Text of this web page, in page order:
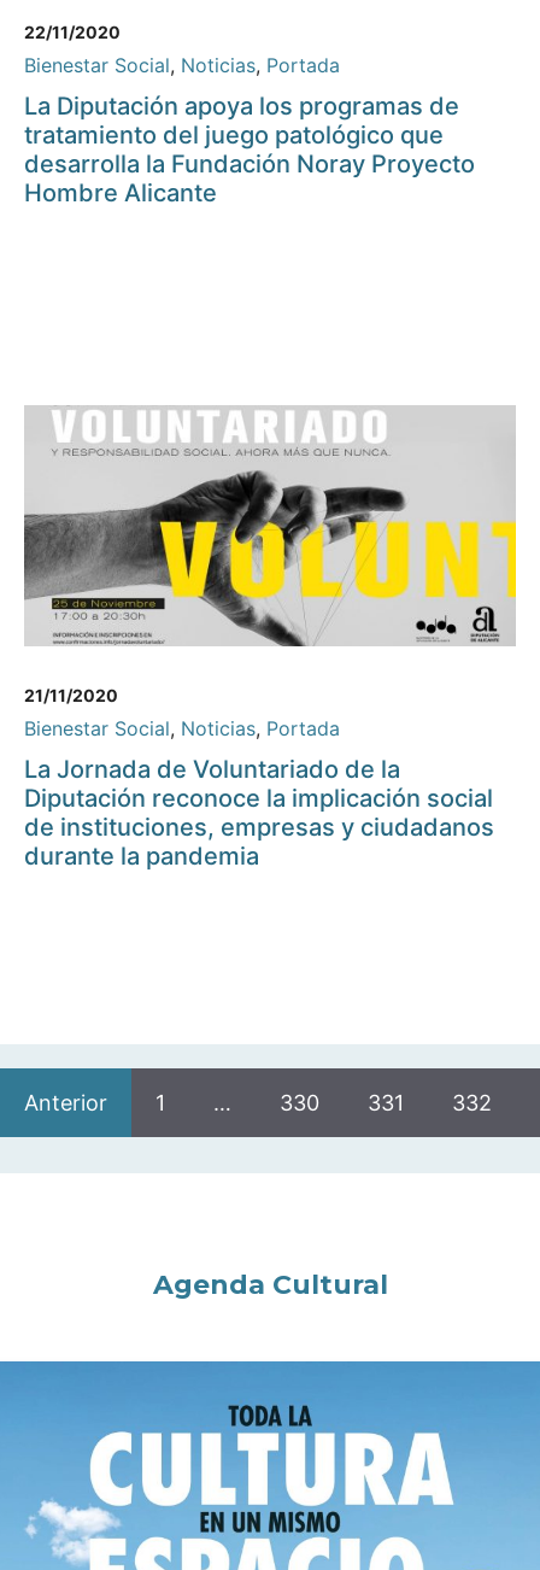
22/11/2020
Bienestar Social, Noticias, Portada
La Diputación apoya los programas de
tratamiento del juego patológico que
desarrolla la Fundación Noray Proyecto
Hombre Alicante
21/11/2020
Bienestar Social, Noticias, Portada
La Jornada de Voluntariado de la
Diputación reconoce la implicación social
de instituciones, empresas y ciudadanos
durante la pandemia
Anterior 1 … 330 331 332
Agenda Cultural